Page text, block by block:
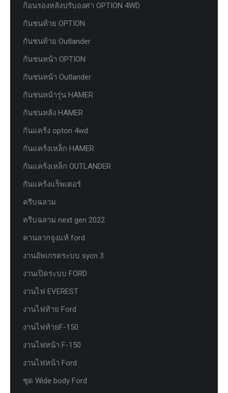
ก้อนรองหลังปรับองศา OPTION 4WD
กันชนท้าย OPTION
กันชนท้าย Outlander
กันชนหน้า OPTION
กันชนหน้า Outlander
กันชนหน้ารุ่น HAMER
กันชนหลัง HAMER
กันแคร้ง opton 4wd
กันแคร้งเหล็ก HAMER
กันแคร้งเหล็ก OUTLANDER
กันแคร้งแร็พเตอร์
ครีบฉลาม
ครีบฉลาม next gen 2022
คานลากจูงแท้ ford
งานอัพเกรดระบบ sycn 3
งานเปิดระบบ FORD
งานไฟ EVEREST
งานไฟท้าย Ford
งานไฟท้ายF-150
งานไฟหน้า F-150
งานไฟหน้า Ford
ชุด Wide body Ford